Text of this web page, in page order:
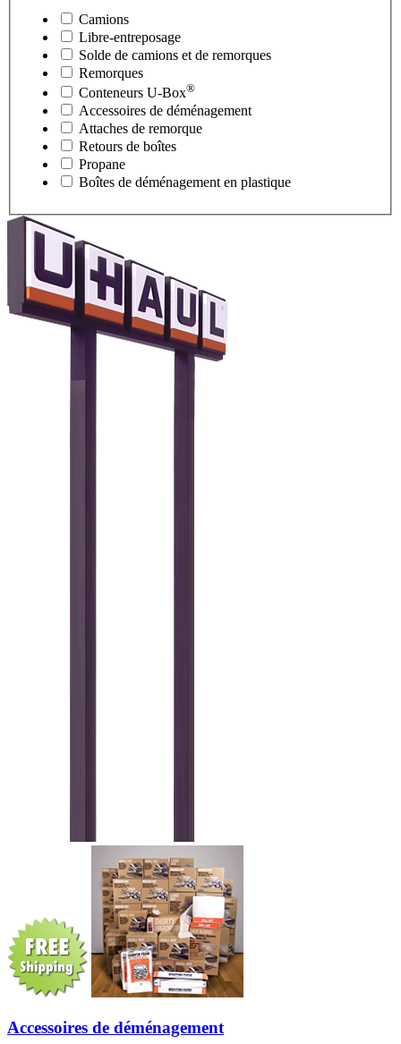
Camions
Libre-entreposage
Solde de camions et de remorques
Remorques
Conteneurs U-Box®
Accessoires de déménagement
Attaches de remorque
Retours de boîtes
Propane
Boîtes de déménagement en plastique
Accessoires de déménagement